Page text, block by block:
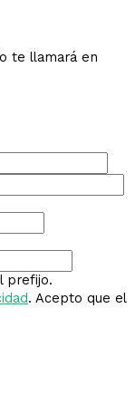
te llamará en
prefijo.
. Acepto que el